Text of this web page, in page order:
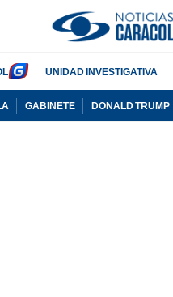
UNIDAD INVESTIGATIVA
GABINETE DONALD TRUMP